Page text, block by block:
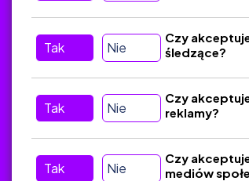
Kontakt
Tak Nie
Czy
śledzące?
Tak Nie
Czy
reklamy?
Tak Nie
Czy
mediów